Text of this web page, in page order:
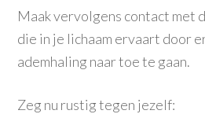
Maak vervolgens contact met
die in je lichaam ervaart door
ademhaling naar toe te gaan.
Zeg nu rustig tegen jezelf: